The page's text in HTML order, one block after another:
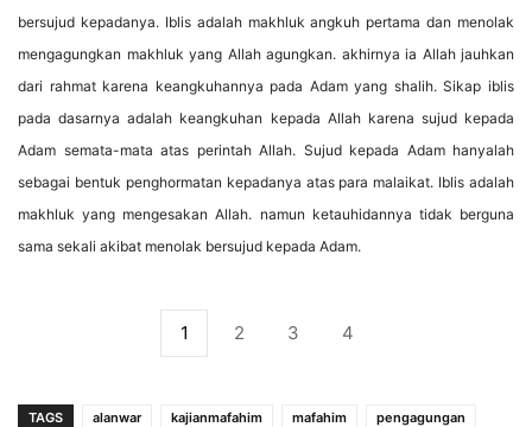
bersujud kepadanya. Iblis adalah makhluk angkuh pertama dan menolak
mengagungkan makhluk yang Allah agungkan. akhirnya ia Allah jauhkan
dari rahmat karena keangkuhannya pada Adam yang shalih. Sikap iblis
pada dasarnya adalah keangkuhan kepada Allah karena sujud kepada
Adam semata-mata atas perintah Allah. Sujud kepada Adam hanyalah
sebagai bentuk penghormatan kepadanya atas para malaikat. Iblis adalah
makhluk yang mengesakan Allah. namun ketauhidannya tidak berguna
sama sekali akibat menolak bersujud kepada Adam.
1 2 3 4
TAGS alanwar kajianmafahim mafahim
pengagungan